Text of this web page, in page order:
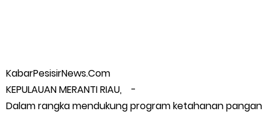
Sinergitas dengan Insan Pers, Komunitas dan Mahasiswa
PLN Selat Panjang Minta Maaf, Janji Datangkan Mesin Sewa
KabarPesisirNews.Com
KEPULAUAN MERANTI RIAU, -
Dalam rangka mendukung program ketahanan pangan